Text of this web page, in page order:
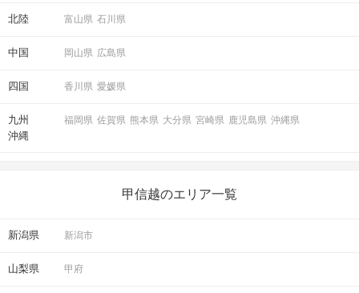
北陸 富山県 石川県
中国 岡山県 広島県
四国 香川県 愛媛県
九州
沖縄
福岡県 佐賀県 熊本県 大分県 宮崎県 鹿児島県 沖縄県
甲信越のエリア一覧
新潟県 新潟市
山梨県 甲府